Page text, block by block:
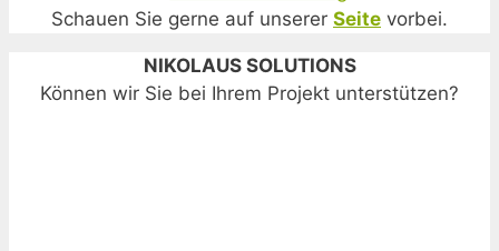
Schauen Sie gerne auf unserer Seite vorbei.
NIKOLAUS SOLUTIONS
Können wir Sie bei Ihrem Projekt unterstützen?